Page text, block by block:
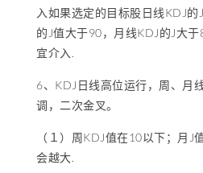
入如果选定的目标股日线KDJ
的J值大于90，月线KDJ的J大
宜介入.
6、KDJ日线高位运行，周、月
调，二次金叉。
（１）周KDJ值在10以下；月J
会越大.